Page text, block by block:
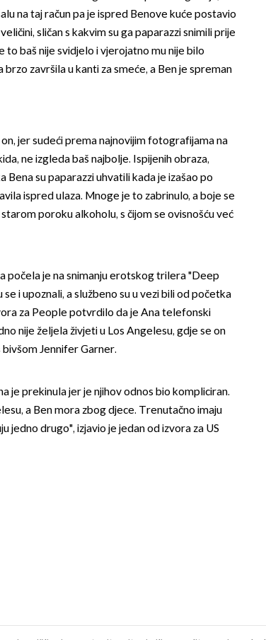
na taj račun pa je ispred Benove kuće postavio
sličan s kakvim su ga paparazzi snimili prije
to baš nije svidjelo i vjerojatno mu nije bilo
brzo završila u kanti za smeće, a Ben je spreman
jer sudeći prema najnovijim fotografijama na
ne izgleda baš najbolje. Ispijenih obraza,
su paparazzi uhvatili kada je izašao po
ispred ulaza. Mnoge je to zabrinulo, a boje se
poroku alkoholu, s čijom se ovisnošću već
počela je na snimanju erotskog trilera "Deep
i upoznali, a službeno su u vezi bili od početka
za People potvrdilo da je Ana telefonski
nije željela živjeti u Los Angelesu, gdje se on
Jennifer Garner.
je prekinula jer je njihov odnos bio kompliciran.
a Ben mora zbog djece. Trenutačno imaju
jedno drugo", izjavio je jedan od izvora za US